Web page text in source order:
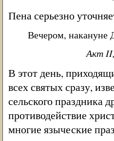
Пена серьезно
Вечером, накануне
Акт
В этот день,
всех святых сразу,
сельского праздника
противодействие
многие языческие